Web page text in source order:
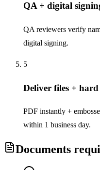
QA + digital
QA reviewers verify
digital signing.
5
Deliver files +
PDF instantly +
within 1 business day.
Documents